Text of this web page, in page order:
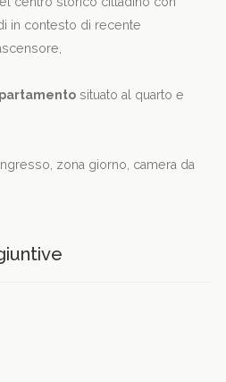
in contesto di recente
situato al quarto e
zona giorno, camera da